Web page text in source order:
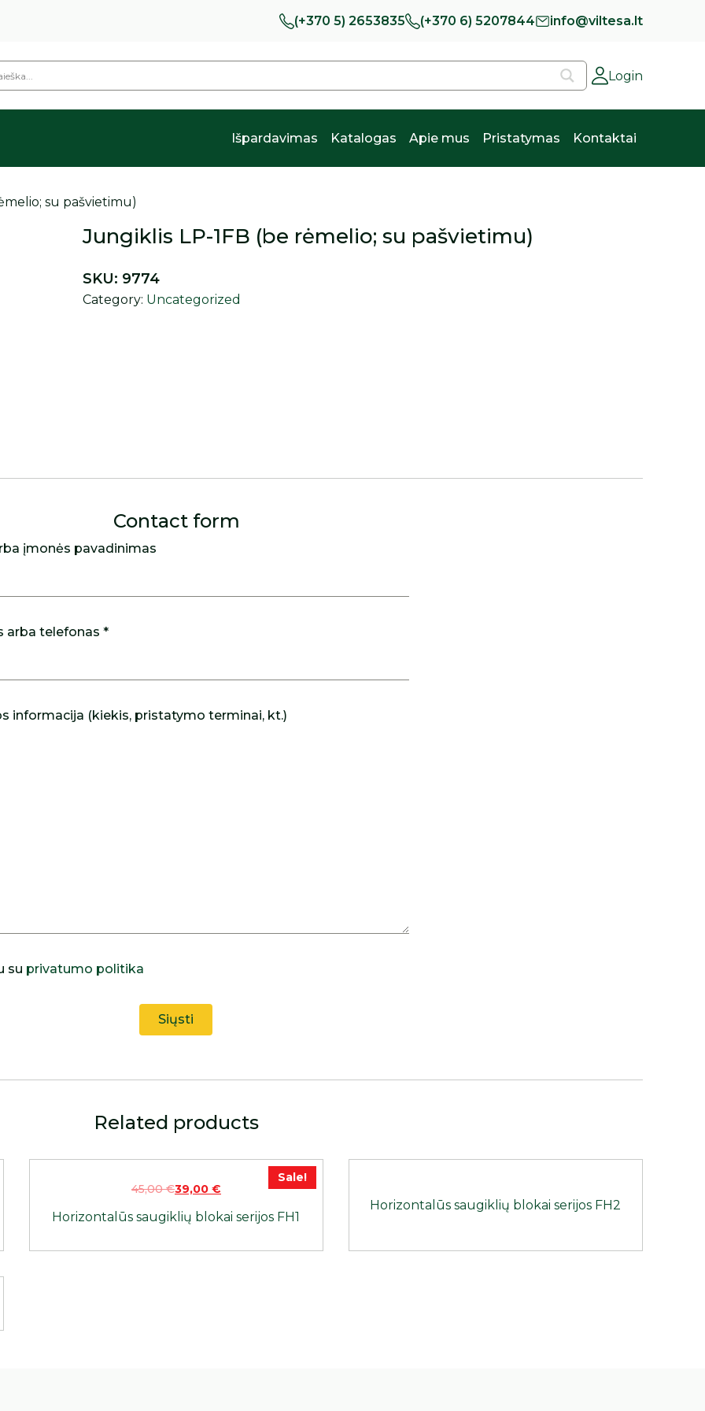
(+370 5) 2653835 (+370 6) 5207844 info@viltesa.lt
Login
Išpardavimas Katalogas Apie mus Pristatymas Kontaktai
su pašvietimu)
Jungiklis LP-1FB (be rėmelio; su pašvietimu)
SKU: 9774
Category: Uncategorized
Contact form
įmonės pavadinimas
arba telefonas *
informacija (kiekis, pristatymo terminai, kt.)
su privatumo politika
Related products
Sale!
Horizontalūs saugiklių blokai serijos FH1
45,00€39,00 €
Horizontalūs saugiklių blokai serijos FH2